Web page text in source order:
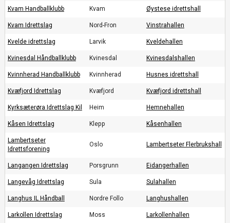
Kvam Handballklubb Kvam Øystese idrettshall
Kvam Idrettslag Nord-Fron Vinstrahallen
Kvelde idrettslag Larvik Kveldehallen
Kvinesdal Håndballklubb Kvinesdal Kvinesdalshallen
Kvinnherad Handballklubb Kvinnherad Husnes idrettshall
Kvæfjord Idrettslag Kvæfjord Kvæfjord idrettshall
Kyrksæterøra Idrettslag Kil Heim Hemnehallen
Kåsen Idrettslag Klepp Kåsenhallen
Lambertseter
Idrettsforening
Oslo Lambertseter Flerbrukshall
Langangen Idrettslag Porsgrunn Eidangerhallen
Langevåg Idrettslag Sula Sulahallen
Langhus IL Håndball Nordre Follo Langhushallen
Larkollen Idrettslag Moss Larkollenhallen